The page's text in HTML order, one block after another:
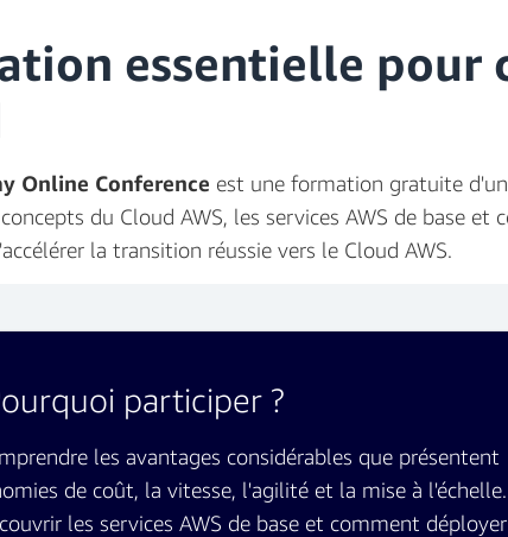
essentielle pour
Online Conference est une formation gratuite
du Cloud AWS, les services AWS de base
la transition réussie vers le Cloud AWS.
participer ?
les avantages considérables que présentent
de coût, la vitesse, l'agilité et la mise à l'échelle.
les services AWS de base et comment déployer